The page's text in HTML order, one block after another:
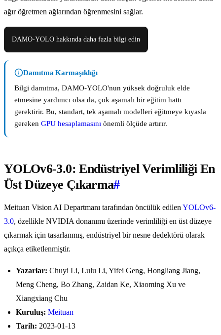
ağır öğretmen ağlarından öğrenmesini sağlar.
DAMO-YOLO hakkında daha fazla bilgi edin
Damıtma Karmaşıklığı
Bilgi damıtma, DAMO-YOLO'nun yüksek doğruluk elde
etmesine yardımcı olsa da, çok aşamalı bir eğitim hattı
gerektirir. Bu, standart, tek aşamalı modelleri eğitmeye kıyasla
gereken GPU hesaplamasını önemli ölçüde artırır.
YOLOv6-3.0: Endüstriyel Verimliliği En
Üst Düzeye Çıkarma#
Meituan Vision AI Departmanı tarafından öncülük edilen YOLOv6-
3.0, özellikle NVIDIA donanımı üzerinde verimliliği en üst düzeye
çıkarmak için tasarlanmış, endüstriyel bir nesne dedektörü olarak
açıkça etiketlenmiştir.
Yazarlar: Chuyi Li, Lulu Li, Yifei Geng, Hongliang Jiang,
Meng Cheng, Bo Zhang, Zaidan Ke, Xiaoming Xu ve
Xiangxiang Chu
Kuruluş: Meituan
Tarih: 2023-01-13